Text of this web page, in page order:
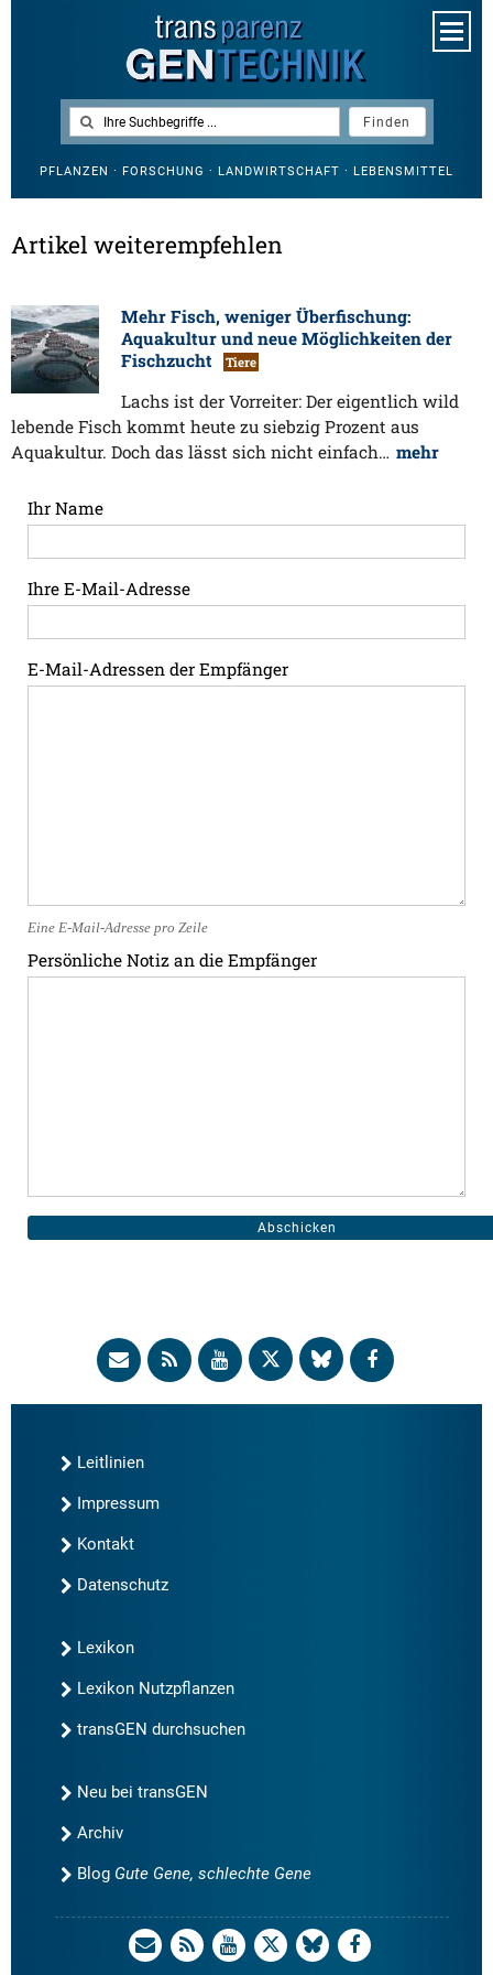
PFLANZEN · FORSCHUNG · LANDWIRTSCHAFT · LEBENSMITTEL
Artikel weiterempfehlen
Mehr Fisch, weniger Überfischung:
Aquakultur und neue Möglichkeiten der
Fischzucht
Tiere
Lachs ist der Vorreiter: Der eigentlich wild
lebende Fisch kommt heute zu siebzig Prozent aus
Aquakultur. Doch das lässt sich nicht einfach… mehr
Ihr Name
Ihre E-Mail-Adresse
E-Mail-Adressen der Empfänger
Eine E-Mail-Adresse pro Zeile
Persönliche Notiz an die Empfänger
Leitlinien
Impressum
Kontakt
Datenschutz
Lexikon
Lexikon Nutzpflanzen
transGEN durchsuchen
Neu bei transGEN
Archiv
Blog Gute Gene, schlechte Gene